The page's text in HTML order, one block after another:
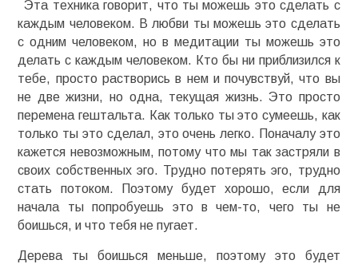
Эта техника говорит, что ты можешь это сделать с
каждым человеком. В любви ты можешь это сделать
с одним человеком, но в медитации ты можешь это
делать с каждым человеком. Кто бы ни приблизился к
тебе, просто растворись в нем и почувствуй, что вы
не две жизни, но одна, текущая жизнь. Это просто
перемена гештальта. Как только ты это сумеешь, как
только ты это сделал, это очень легко. Поначалу это
кажется невозможным, потому что мы так застряли в
своих собственных эго. Трудно потерять эго, трудно
стать потоком. Поэтому будет хорошо, если для
начала ты попробуешь это в чем-то, чего ты не
боишься, и что тебя не пугает.
Дерева ты боишься меньше, поэтому это будет